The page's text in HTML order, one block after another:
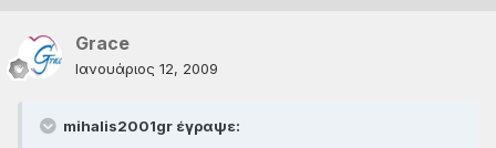
Grace
Ιανουάριος 12, 2009
mihalis2001gr έγραψε: